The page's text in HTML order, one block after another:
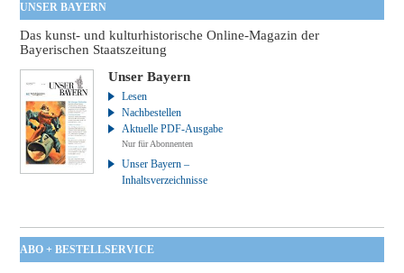
UNSER BAYERN
Das kunst- und kulturhistorische Online-Magazin der
Bayerischen Staatszeitung
Unser Bayern
Lesen
Nachbestellen
Aktuelle PDF-Ausgabe
Nur für Abonnenten
Unser Bayern –
Inhaltsverzeichnisse
ABO + BESTELLSERVICE